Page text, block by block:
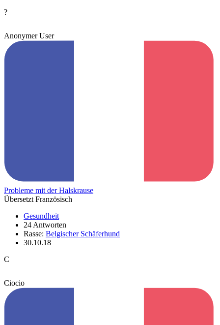
?
Anonymer User
Probleme mit der Halskrause
Übersetzt Französisch
Gesundheit
24 Antworten
Rasse: Belgischer Schäferhund
30.10.18
C
Ciocio